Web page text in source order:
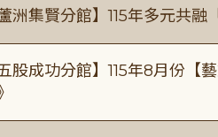
蘆洲集賢分館】115年多元共融
五股成功分館】115年8月份